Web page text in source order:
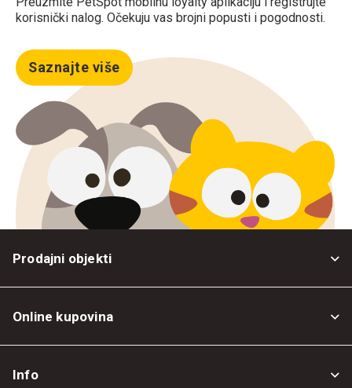
korisnički nalog. Očekuju vas brojni popusti i pogodnosti.
Saznajte više
Prodajni objekti
Online kupovina
Info